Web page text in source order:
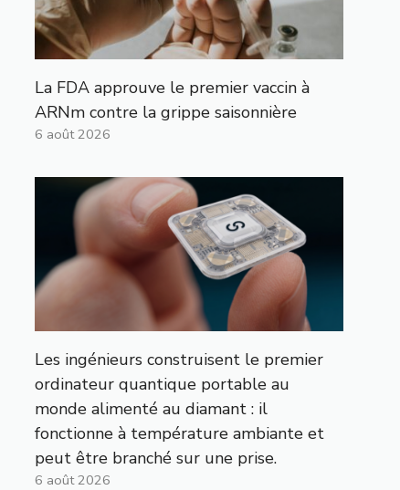
La FDA approuve le premier vaccin à
ARNm contre la grippe saisonnière
6 août 2026
Les ingénieurs construisent le premier
ordinateur quantique portable au
monde alimenté au diamant : il
fonctionne à température ambiante et
peut être branché sur une prise.
6 août 2026